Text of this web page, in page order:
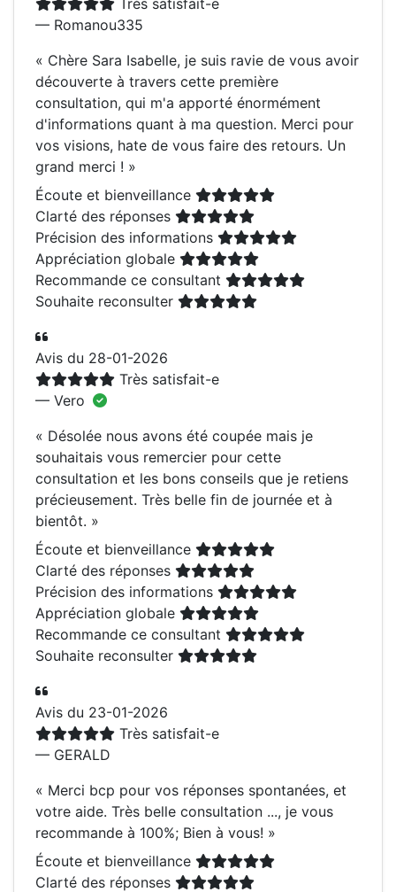
Très satisfait-e
— Romanou335
« Chère Sara Isabelle, je suis ravie de vous avoir
découverte à travers cette première
consultation, qui m'a apporté énormément
d'informations quant à ma question. Merci pour
vos visions, hate de vous faire des retours. Un
grand merci ! »
Écoute et bienveillance
Clarté des réponses
Précision des informations
Appréciation globale
Recommande ce consultant
Souhaite reconsulter
Avis du 28-01-2026
Très satisfait-e
— Vero
« Désolée nous avons été coupée mais je
souhaitais vous remercier pour cette
consultation et les bons conseils que je retiens
précieusement. Très belle fin de journée et à
bientôt. »
Écoute et bienveillance
Clarté des réponses
Précision des informations
Appréciation globale
Recommande ce consultant
Souhaite reconsulter
Avis du 23-01-2026
Très satisfait-e
— GERALD
« Merci bcp pour vos réponses spontanées, et
votre aide. Très belle consultation ..., je vous
recommande à 100%; Bien à vous! »
Écoute et bienveillance
Clarté des réponses